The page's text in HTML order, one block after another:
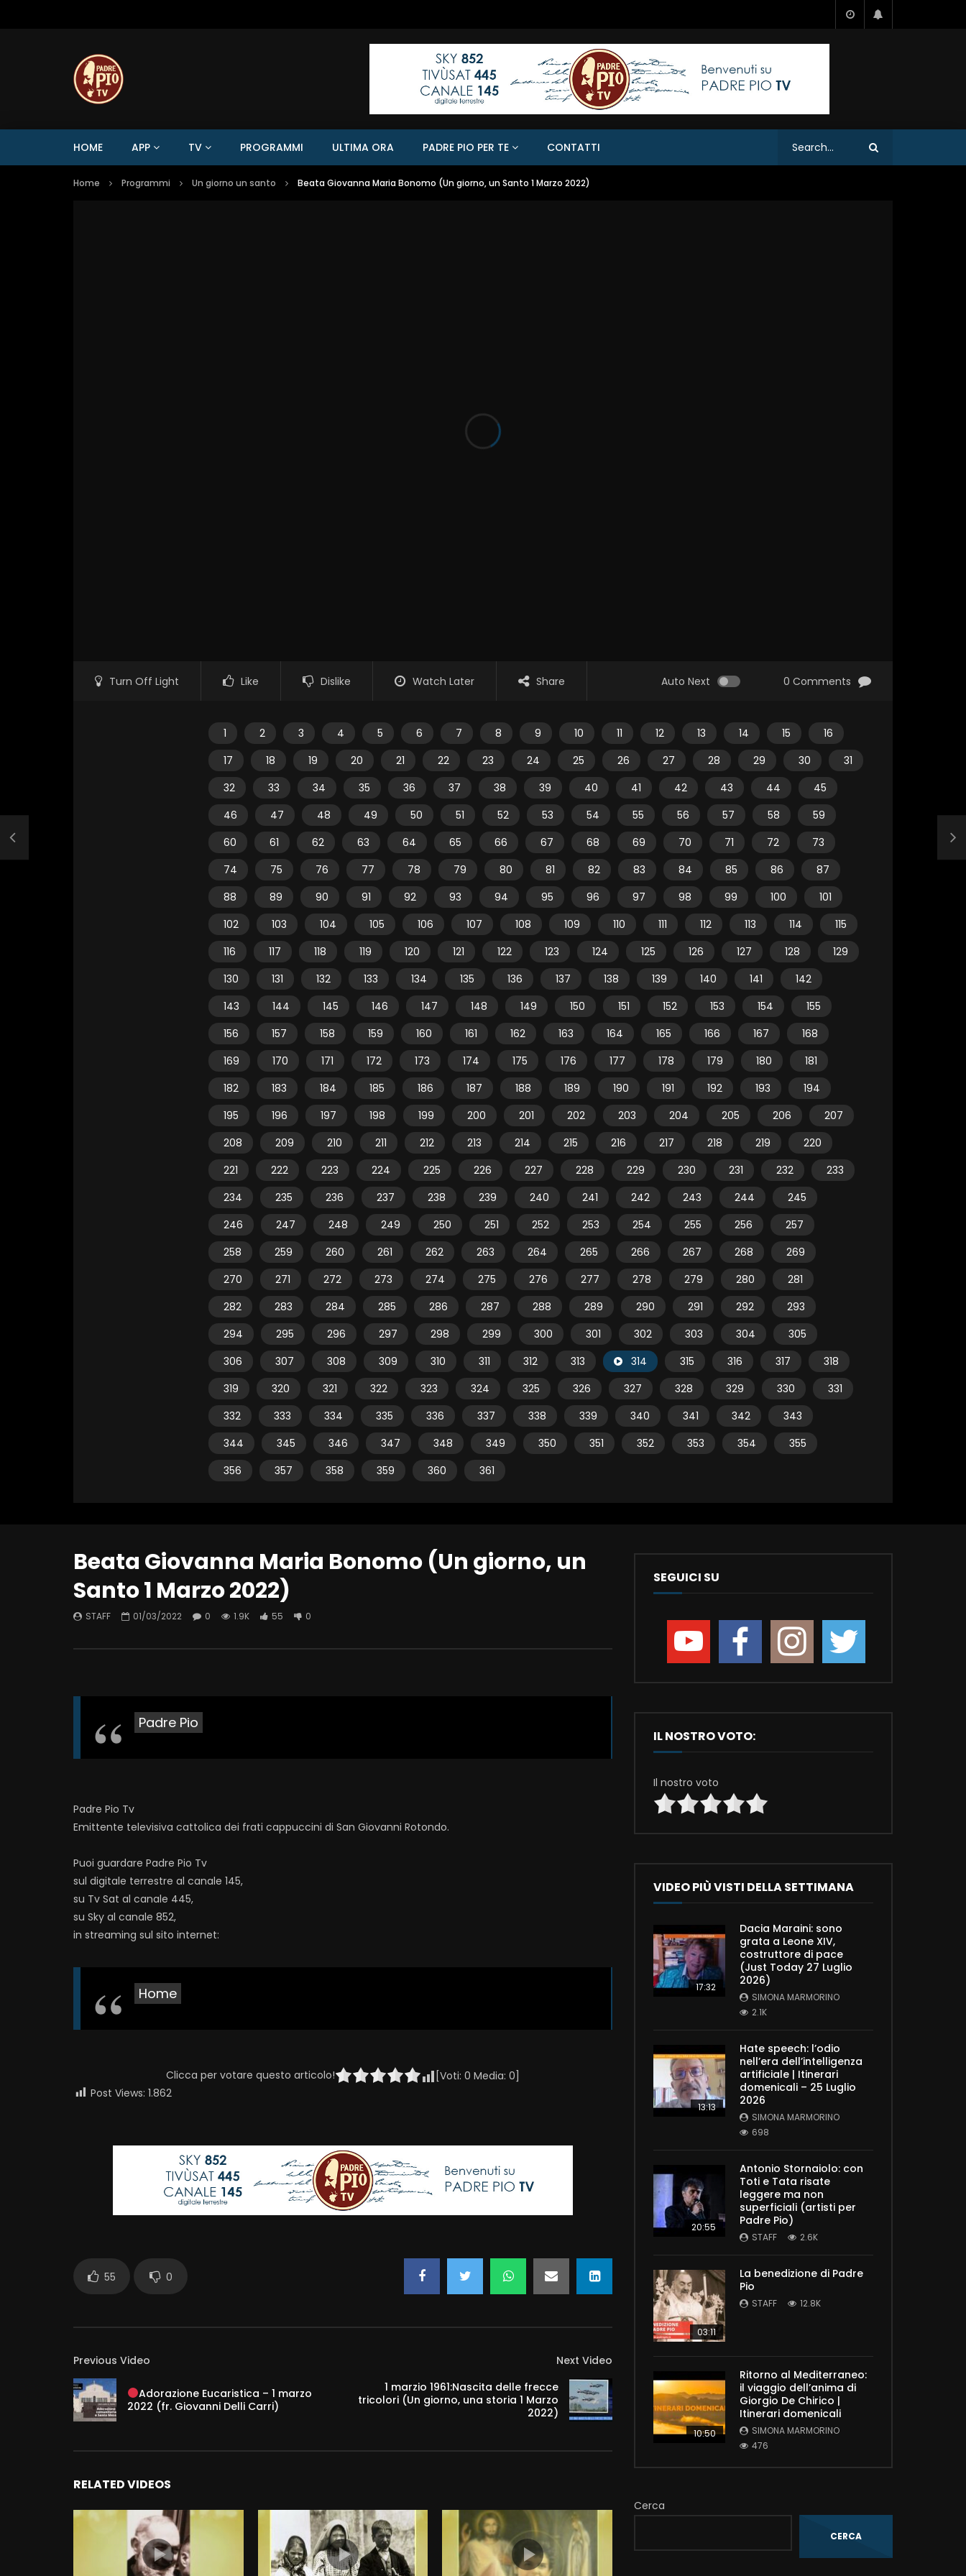
HOME APP TV PROGRAMMI ULTIMA ORA PADRE PIO PER TE CONTATTI
Home Programmi Un giorno un santo Beata Giovanna Maria Bonomo (Un giorno, un Santo 1 Marzo 2022)
Turn Off Light Like Dislike Watch Later Share Auto Next 0 Comments
1 2 3 4 5 6 7 8 9 10 11 12 13 14 15
16
17
18 19 20 21 22 23 24 25 26 27 28 29 30
31
32
33 34 35 36 37 38 39 40 41 42 43 44
45
46
47 48 49 50 51 52 53 54 55 56 57 58
59
60
61 62 63 64 65 66 67 68 69 70 71 72
73
74
75 76 77 78 79 80 81 82 83 84 85 86
87
88
89 90 91 92 93 94 95 96 97 98 99 100
101
102
103 104 105 106 107 108 109 110 111 112 113 114
115
116
117 118 119 120 121 122 123 124 125 126 127 128
129
130
131 132 133 134 135 136 137 138 139 140 141
142
143
144 145 146 147 148 149 150 151 152 153 154
155
156
157 158 159 160 161 162 163 164 165 166 167
168
169
170 171 172 173 174 175 176 177 178 179 180
181
182
183 184 185 186 187 188 189 190 191 192 193
194
195
196 197 198 199 200 201 202 203 204 205 206
207
208
209 210 211 212 213 214 215 216 217 218 219
220
221
222 223 224 225 226 227 228 229 230 231 232
233
234
235 236 237 238 239 240 241 242 243 244
245
246
247 248 249 250 251 252 253 254 255 256
257
258
259 260 261 262 263 264 265 266 267 268
269
270
271 272 273 274 275 276 277 278 279 280
281
282
283 284 285 286 287 288 289 290 291 292
293
294
295 296 297 298 299 300 301 302 303 304
305
306
307 308 309 310 311 312 313 314 315 316 317
318
319
320 321 322 323 324 325 326 327 328 329 330
331
332
333 334 335 336 337 338 339 340 341 342
343
344
345 346 347 348 349 350 351 352 353 354
355
356
357 358 359 360 361
Beata Giovanna Maria Bonomo (Un giorno, un
Santo 1 Marzo 2022)
STAFF 01/03/2022 0 1.9K 55 0
Padre Pio
Padre Pio Tv
Emittente televisiva cattolica dei frati cappuccini di San Giovanni Rotondo.
Puoi guardare Padre Pio Tv
sul digitale terrestre al canale 145,
su Tv Sat al canale 445,
su Sky al canale 852,
in streaming sul sito internet:
Home
Clicca per votare questo articolo! [Voti: 0 Media: 0
Post Views: 1.862
55 0
Previous Video
Adorazione Eucaristica – 1 marzo
2022 (fr. Giovanni Delli Carri)
Next Video
1 marzio 1961:Nascita delle frecce
tricolori (Un giorno, una storia 1 Marzo
2022)
RELATED VIDEOS
SEGUICI SU
IL NOSTRO VOTO:
Il nostro voto
VIDEO PIÙ VISTI DELLA SETTIMANA
17:32
Dacia Maraini: sono
grata a Leone XIV,
costruttore di pace
(Just Today 27 Luglio
2026)
SIMONA MARMORINO
2.1K
13:13
Hate speech: l’odio
nell’era dell’intelligenza
artificiale | Itinerari
domenicali – 25 Luglio
2026
SIMONA MARMORINO
698
20:55
Antonio Stornaiolo: con
Toti e Tata risate
leggere ma non
superficiali (artisti per
Padre Pio)
STAFF 2.6K
03:11
La benedizione di Padre
Pio
STAFF 12.8K
10:50
Ritorno al Mediterraneo:
il viaggio dell’anima di
Giorgio De Chirico |
Itinerari domenicali
SIMONA MARMORINO
476
Cerca
CERCA